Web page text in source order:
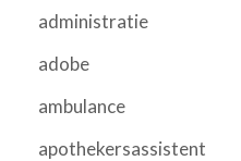
administratie
adobe
ambulance
apothekersassistent